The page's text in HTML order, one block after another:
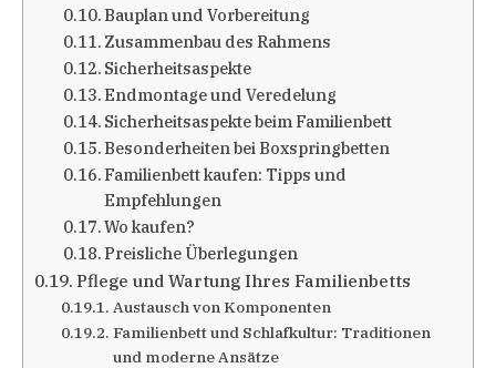
Bauplan und Vorbereitung
Zusammenbau des Rahmens
Sicherheitsaspekte
Endmontage und Veredelung
Sicherheitsaspekte beim Familienbett
Besonderheiten bei Boxspringbetten
Familienbett kaufen: Tipps und
Empfehlungen
Wo kaufen?
Preisliche Überlegungen
Pflege und Wartung Ihres Familienbetts
Austausch von Komponenten
Familienbett und Schlafkultur: Traditionen
und moderne Ansätze